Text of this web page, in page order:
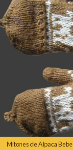
Mitones de Alpaca Bebe